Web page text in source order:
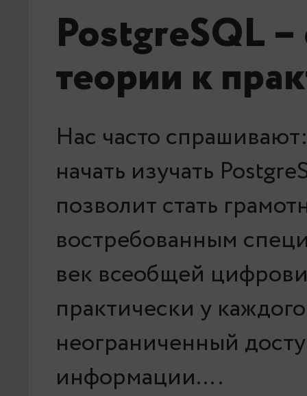
PostgreSQL –
теории к
Нас часто
начать изучать
позволит стать
востребованным
век всеобщей
практически у
неограниченный
информации….